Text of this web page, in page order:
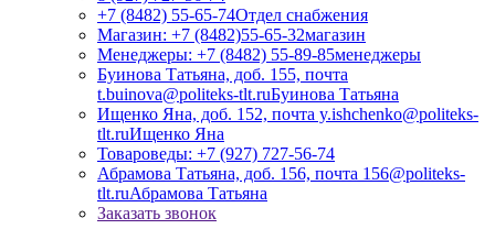
+7 (8482) 55-65-74Отдел снабжения
Магазин: +7 (8482)55-65-32магазин
Менеджеры: +7 (8482) 55-89-85менеджеры
Буинова Татьяна, доб. 155, почта
t.buinova@politeks-tlt.ruБуинова Татьяна
Ищенко Яна, доб. 152, почта y.ishchenko@politeks-
tlt.ruИщенко Яна
Товароведы: +7 (927) 727-56-74
Абрамова Татьяна, доб. 156, почта 156@politeks-
tlt.ruАбрамова Татьяна
Заказать звонок